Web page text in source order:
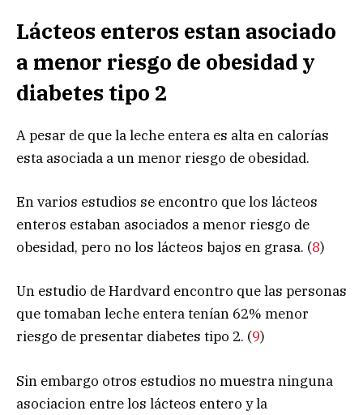
Lácteos enteros estan asociado
a menor riesgo de obesidad y
diabetes tipo 2
A pesar de que la leche entera es alta en calorías
esta asociada a un menor riesgo de obesidad.
En varios estudios se encontro que los lácteos
enteros estaban asociados a menor riesgo de
obesidad, pero no los lácteos bajos en grasa. (8)
Un estudio de Hardvard encontro que las personas
que tomaban leche entera tenían 62% menor
riesgo de presentar diabetes tipo 2. (9)
Sin embargo otros estudios no muestra ninguna
asociacion entre los lácteos entero y la